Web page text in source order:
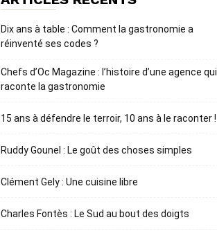
Dix ans à table : Comment la gastronomie a
réinventé ses codes ?
Chefs d’Oc Magazine : l’histoire d’une agence qui
raconte la gastronomie
15 ans à défendre le terroir, 10 ans à le raconter !
Ruddy Gounel : Le goût des choses simples
Clément Gely : Une cuisine libre
Charles Fontès : Le Sud au bout des doigts